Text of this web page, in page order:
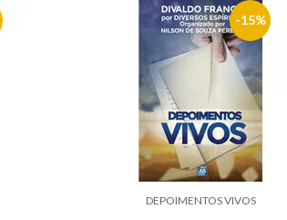
15%
DEPOIMENTOS VIVOS